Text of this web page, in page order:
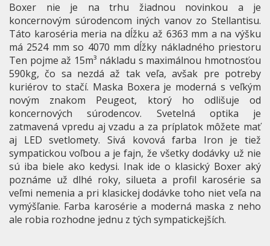
Boxer nie je na trhu žiadnou novinkou a je
koncernovým súrodencom iných vanov zo Stellantisu.
Táto karoséria meria na dĺžku až 6363 mm a na výšku
má 2524 mm so 4070 mm dĺžky nákladného priestoru
Ten pojme až 15m³ nákladu s maximálnou hmotnosťou
590kg, čo sa nezdá až tak veľa, avšak pre potreby
kuriérov to stačí. Maska Boxera je moderná s veľkým
novým znakom Peugeot, ktorý ho odlišuje od
koncernových súrodencov. Svetelná optika je
zatmavená vpredu aj vzadu a za príplatok môžete mať
aj LED svetlomety. Sivá kovová farba Iron je tiež
sympatickou voľbou a je fajn, že všetky dodávky už nie
sú iba biele ako kedysi. Inak ide o klasický Boxer aký
poznáme už dlhé roky, silueta a profil karosérie sa
veľmi nemenia a pri klasickej dodávke toho niet veľa na
vymýšľanie. Farba karosérie a moderná maska z neho
ale robia rozhodne jednu z tých sympatickejších.